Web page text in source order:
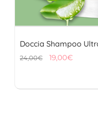
Doccia Shampoo
24,00€
Il
19,00€